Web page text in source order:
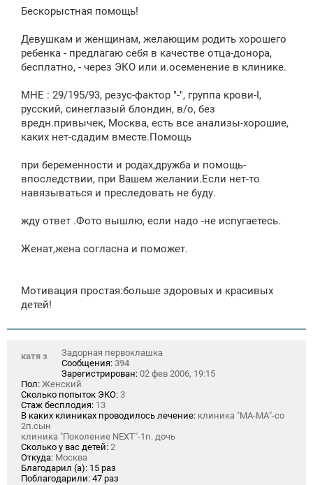
б
н
и
Бескорыстная помощь!
Девушкам и женщинам, желающим родить хорошего
ребенка - предлагаю себя в качестве отца-донора,
бесплатно, - через ЭКО или и.осеменение в клинике.
МНЕ : 29/195/93, резус-фактор "-", группа крови-I,
русский, синеглазый блондин, в/о, без
вредн.привычек, Москва, есть все анализы-хорошие,
каких нет-сдадим вместе.Помощь
при беременности и родах,дружба и помощь-
впоследствии, при Вашем желании.Если нет-то
навязываться и преследовать не буду.
жду ответ .Фото вышлю, если надо -не испугаетесь.
Женат,жена согласна и поможет.
Мотивация простая:больше здоровых и красивых
детей!
катя з
Задорная первоклашка
Сообщения: 394
Зарегистрирован: 02 фев 2006, 19:15
Пол: Женский
Сколько попыток ЭКО: 3
Стаж бесплодия: 13
В каких клиниках проводилось лечение: клиника "МА-МА"-со
2п.сын
клиника "Поколение NEXT"-1п. дочь
Сколько у вас детей: 2
Откуда: Москва
Благодарил (а): 15 раз
Поблагодарили: 47 раз